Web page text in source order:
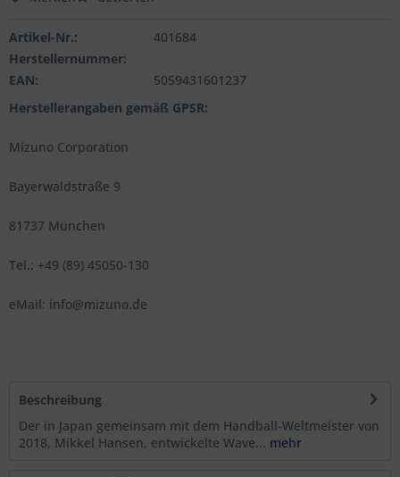
Artikel-Nr.:
401684
Herstellernummer:
EAN:
5059431601237
Herstellerangaben gemäß GPSR:
Mizuno Corporation
Bayerwaldstraße 9
81737 München
Tel.: +49 (89) 45050-130
eMail: info@mizuno.de
Beschreibung
Der in Japan gemeinsam mit dem Handball-Weltmeister von
2018, Mikkel Hansen, entwickelte Wave... mehr